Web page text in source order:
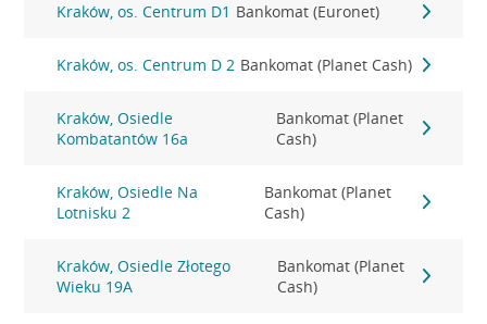
Kraków, os. Centrum D1 Bankomat (Euronet)
Kraków, os. Centrum D 2 Bankomat (Planet Cash)
Kraków, Osiedle
Kombatantów 16a
Bankomat (Planet
Cash)
Kraków, Osiedle Na
Lotnisku 2
Bankomat (Planet
Cash)
Kraków, Osiedle Złotego
Wieku 19A
Bankomat (Planet
Cash)